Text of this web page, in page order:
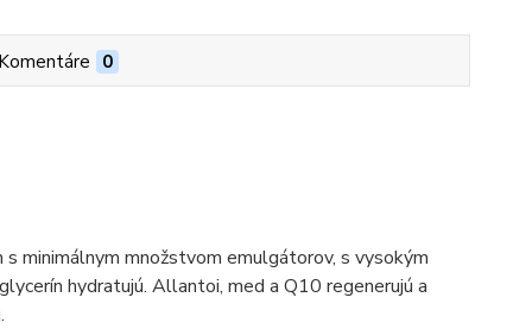
0
minimálnym množstvom emulgátorov, s vysokým
hydratujú. Allantoi, med a Q10 regenerujú a